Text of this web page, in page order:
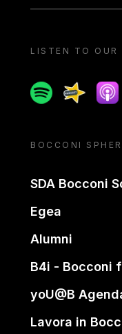
LISTEN TO OUR
SpotifySpreaker
BOCCONI
SDA Bocconi
Egea
Alumni
B4i - Bocconi
yoU@B
Lavora in